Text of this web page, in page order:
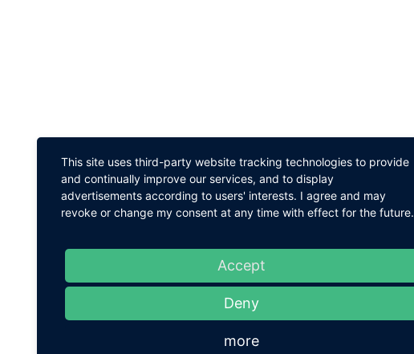
This site uses third-party website tracking technologies to provide
and continually improve our services, and to display
advertisements according to users' interests. I agree and may
revoke or change my consent at any time with effect for the future.
Accept
Deny
more